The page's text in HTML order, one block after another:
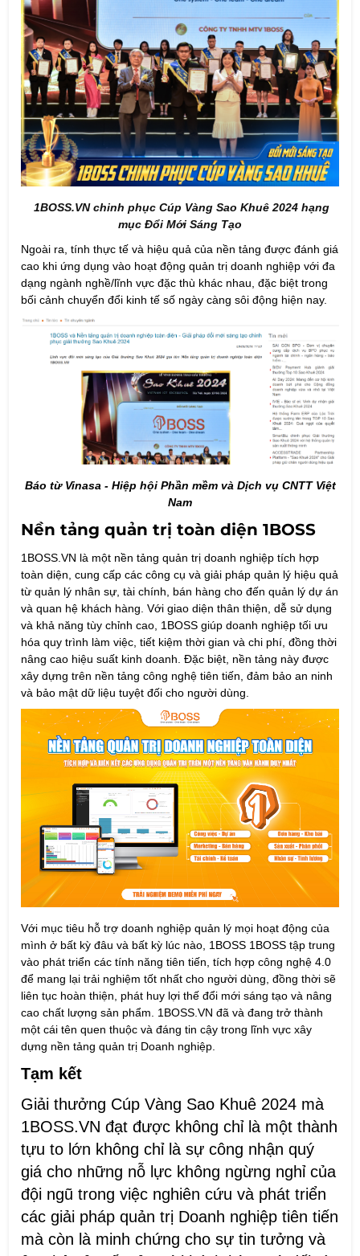
1BOSS.VN chinh phục Cúp Vàng Sao Khuê 2024 hạng
mục Đổi Mới Sáng Tạo
Ngoài ra, tính thực tế và hiệu quả của nền tảng được đánh giá
cao khi ứng dụng vào hoạt động quản trị doanh nghiệp với đa
dạng ngành nghề/lĩnh vực đặc thù khác nhau, đặc biệt trong
bối cảnh chuyển đổi kinh tế số ngày càng sôi động hiện nay.
Báo từ Vinasa - Hiệp hội Phần mềm và Dịch vụ CNTT Việt
Nam
Nền tảng quản trị toàn diện 1BOSS
1BOSS.VN là một nền tảng quản trị doanh nghiệp tích hợp
toàn diện, cung cấp các công cụ và giải pháp quản lý hiệu quả
từ quản lý nhân sự, tài chính, bán hàng cho đến quản lý dự án
và quan hệ khách hàng. Với giao diện thân thiện, dễ sử dụng
và khả năng tùy chỉnh cao, 1BOSS giúp doanh nghiệp tối ưu
hóa quy trình làm việc, tiết kiệm thời gian và chi phí, đồng thời
nâng cao hiệu suất kinh doanh. Đặc biệt, nền tảng này được
xây dựng trên nền tảng công nghệ tiên tiến, đảm bảo an ninh
và bảo mật dữ liệu tuyệt đối cho người dùng.
Với mục tiêu hỗ trợ doanh nghiệp quản lý mọi hoạt động của
mình ở bất kỳ đâu và bất kỳ lúc nào, 1BOSS 1BOSS tập trung
vào phát triển các tính năng tiên tiến, tích hợp công nghệ 4.0
để mang lại trải nghiệm tốt nhất cho người dùng, đồng thời sẽ
liên tục hoàn thiện, phát huy lợi thế đổi mới sáng tạo và nâng
cao chất lượng sản phẩm.
1BOSS.VN đã và đang trở thành
một cái tên quen thuộc và đáng tin cậy trong lĩnh vực xây
dựng nền tảng quản trị Doanh nghiệp.
Tạm kết
Giải thưởng Cúp Vàng Sao Khuê 2024 mà
1BOSS.VN đạt được không chỉ là một thành
tựu to lớn không chỉ là sự công nhận quý
giá cho những nỗ lực không ngừng nghỉ của
đội ngũ trong việc nghiên cứu và phát triển
các giải pháp quản trị Doanh nghiệp tiên tiến
mà còn là minh chứng cho sự tin tưởng và